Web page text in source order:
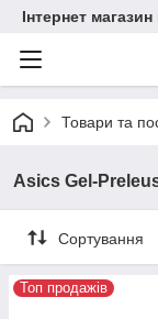
Інтернет
Товари та
Asics Gel-
Сортування
Топ продажів